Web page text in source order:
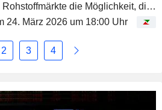
Rohstoffmärkte die Möglichkeit, die
Entwicklungen bei Commodities
Metallen und...
24. März 2026 um 18:00 Uhr
2 3 4